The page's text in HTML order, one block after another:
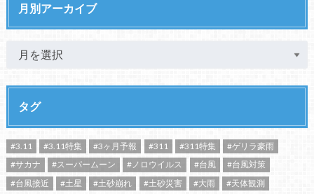
月別アーカイブ
タグ
#3.11 #3.11特集 #3ヶ月予報 #311 #311特集
#ゲリラ豪雨
#サカナ
#スーパームーン #ノロウイルス #台風
#台風対策
#台風接近
#土星 #土砂崩れ #土砂災害 #大雨
#天体観測